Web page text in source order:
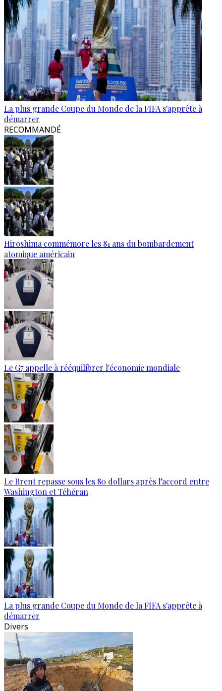
La plus grande Coupe du Monde de la FIFA s'apprête à
démarrer
RECOMMANDÉ
Hiroshima commémore les 81 ans du bombardement
atomique américain
Le G7 appelle à rééquilibrer l'économie mondiale
Le Brent repasse sous les 80 dollars après l’accord entre
Washington et Téhéran
La plus grande Coupe du Monde de la FIFA s'apprête à
démarrer
Divers